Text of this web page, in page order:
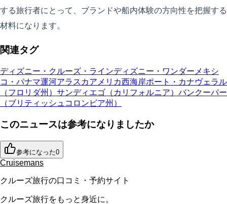
する旅行者にとって、ブランドや船内体験の方向性を把握する
材料になります。
関連タグ
ディズニー・クルーズ・ラインディズニー・ワンダー メキシ
コ・パナマ運河アラスカアメリカ西海岸ポート・カナヴェラル
（フロリダ州） サンディエゴ（カリフォルニア） バンクーバー
（ブリティッシュコロンビア州）
このニュースは参考になりましたか
参考になった0
Cruisemans
クルーズ旅行の口コミ・予約サイト
クルーズ旅行をもっと身近に。